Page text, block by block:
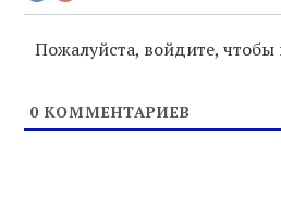
Пожалуйста, войдите,
0 КОММЕНТАРИЕВ